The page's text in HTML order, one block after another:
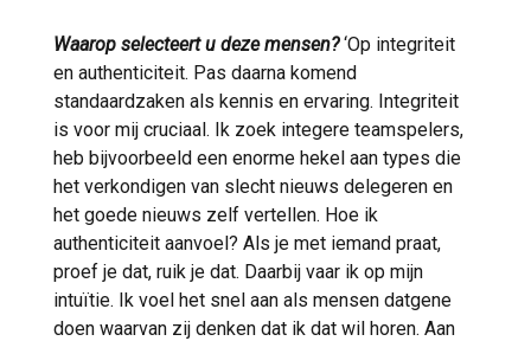
Waarop selecteert u deze mensen?‘Op integriteit
en authenticiteit. Pas daarna komend
standaardzaken als kennis en ervaring. Integriteit
is voor mij cruciaal. Ik zoek integere teamspelers,
heb bijvoorbeeld een enorme hekel aan types die
het verkondigen van slecht nieuws delegeren en
het goede nieuws zelf vertellen. Hoe ik
authenticiteit aanvoel? Als je met iemand praat,
proef je dat, ruik je dat. Daarbij vaar ik op mijn
intuïtie. Ik voel het snel aan als mensen datgene
doen waarvan zij denken dat ik dat wil horen. Aan